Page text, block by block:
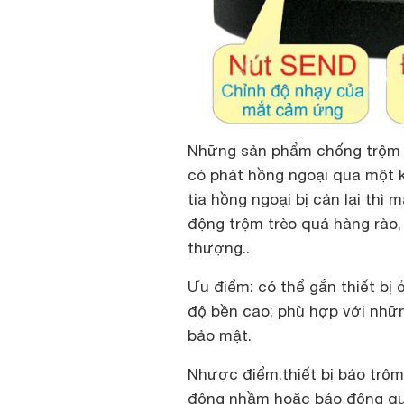
Những sản phẩm chống
có phát hồng ngoại qua một
tia hồng ngoại bị cản lại thì
động trộm trèo quá hàng
thượng..
Ưu điểm: có thể gắn thiết bị
độ bền cao; phù hợp với
bảo mật.
Nhược điểm:thiết bị báo
động nhầm hoặc báo động